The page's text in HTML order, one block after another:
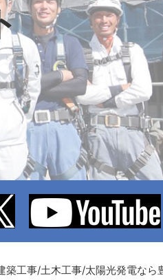
築工事/土木工事/太陽光発電なら